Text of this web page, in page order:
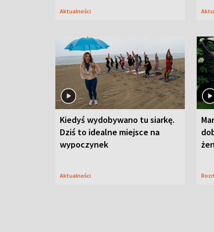
Aktualności
Kiedyś wydobywano tu siarkę.
Dziś to idealne miejsce na
wypoczynek
Aktualności